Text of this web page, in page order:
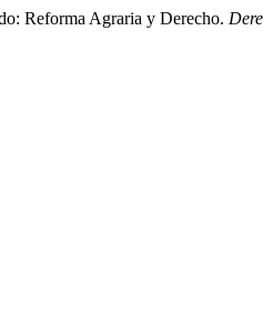
Reforma Agraria y Derecho.